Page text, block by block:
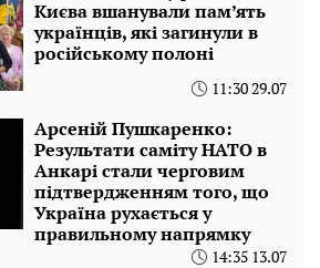
Києва вшанували пам’ять
українців, які загинули в
російському полоні
11:30 29.07
Арсеній Пушкаренко:
Результати саміту НАТО в
Анкарі стали черговим
підтвердженням того, що
Україна рухається у
правильному напрямку
14:35 13.07